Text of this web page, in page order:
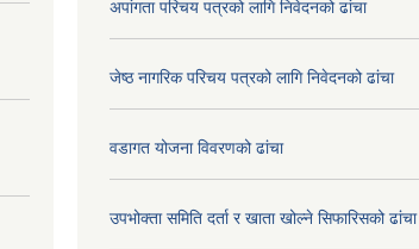
अपांगता परिचय पत्रको लागि निवेदनको ढांचा
जेष्ठ नागरिक परिचय पत्रको लागि निवेदनको ढांचा
वडागत योजना विवरणको ढांचा
उपभोक्ता समिति दर्ता र खाता खोल्ने सिफारिसको ढांचा